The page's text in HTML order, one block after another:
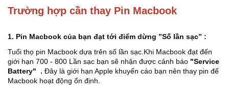
Trường hợp cần thay Pin Macbook
1. Pin Macbook của bạn đạt tới điểm dừng ”Số lần sạc” :
Tuổi thọ pin Macbook dựa trên số lần sạc.Khi Macbook đạt đến
giới hạn 700 - 800 Lần sạc bạn sẽ nhận được cảnh báo "Service
Battery" . Đây là giới hạn Apple khuyến cáo bạn nên thay pin để
Macbook hoạt động ổn định.